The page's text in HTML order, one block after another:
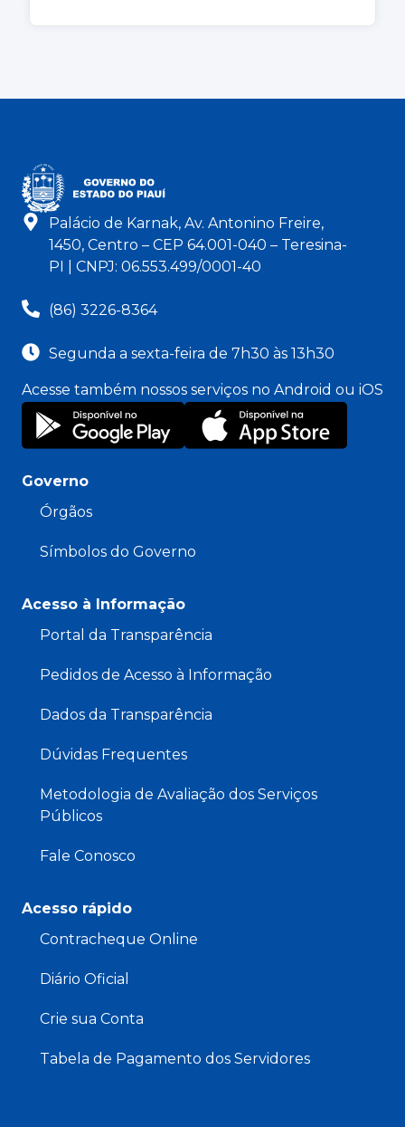
Palácio de Karnak, Av. Antonino Freire,
1450, Centro – CEP 64.001-040 – Teresina-
PI | CNPJ: 06.553.499/0001-40
(86) 3226-8364
Segunda a sexta-feira de 7h30 às 13h30
Acesse também nossos serviços no Android ou iOS
Governo
Órgãos
Símbolos do Governo
Acesso à Informação
Portal da Transparência
Pedidos de Acesso à Informação
Dados da Transparência
Dúvidas Frequentes
Metodologia de Avaliação dos Serviços
Públicos
Fale Conosco
Acesso rápido
Contracheque Online
Diário Oficial
Crie sua Conta
Tabela de Pagamento dos Servidores